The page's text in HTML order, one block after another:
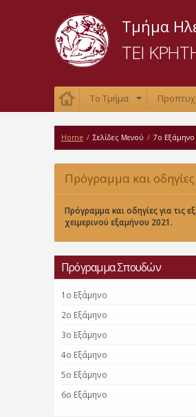
Τμήμα
ΤΕΙ
Το Τμήμα
Home / Σελίδες Μενού / 7ο Εξάμηνο
Πρόγραμμα και οδηγίες
εξετάσεις χειμερινού
Πρόγραμμα και οδηγίες για τις
χειμερινού εξαμήνου 2021.
Πρόγραμμα Σπουδών
1ο Eξάμηνο
2ο Εξάμηνο
3ο Εξάμηνο
4ο Εξάμηνο
5ο Εξάμηνο
6ο Εξάμηνο